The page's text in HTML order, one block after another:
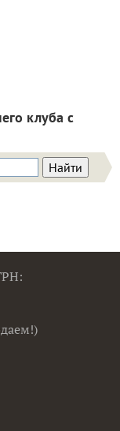
клуба с